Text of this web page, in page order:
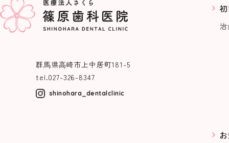
群⾺県⾼崎市上中居町181-5
tel.027-326-8347
shinohara_dentalclinic